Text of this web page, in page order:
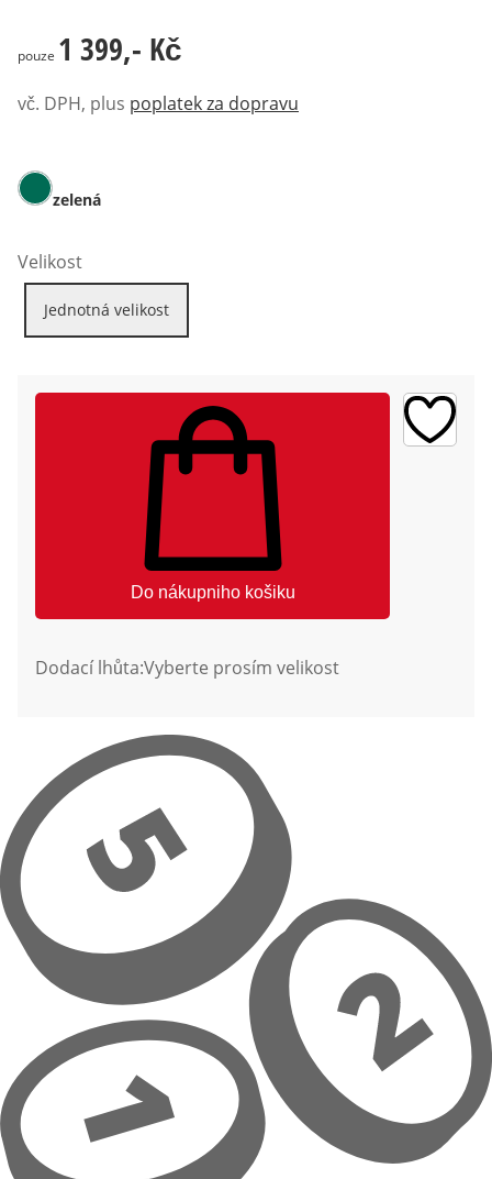
1 399,- Kč
pouze 1 399,- Kč
vč. DPH, plus poplatek za dopravu
zelená
Velikost
Jednotná velikost
Do nákupniho košiku
Dodací lhůta:Vyberte prosím velikost